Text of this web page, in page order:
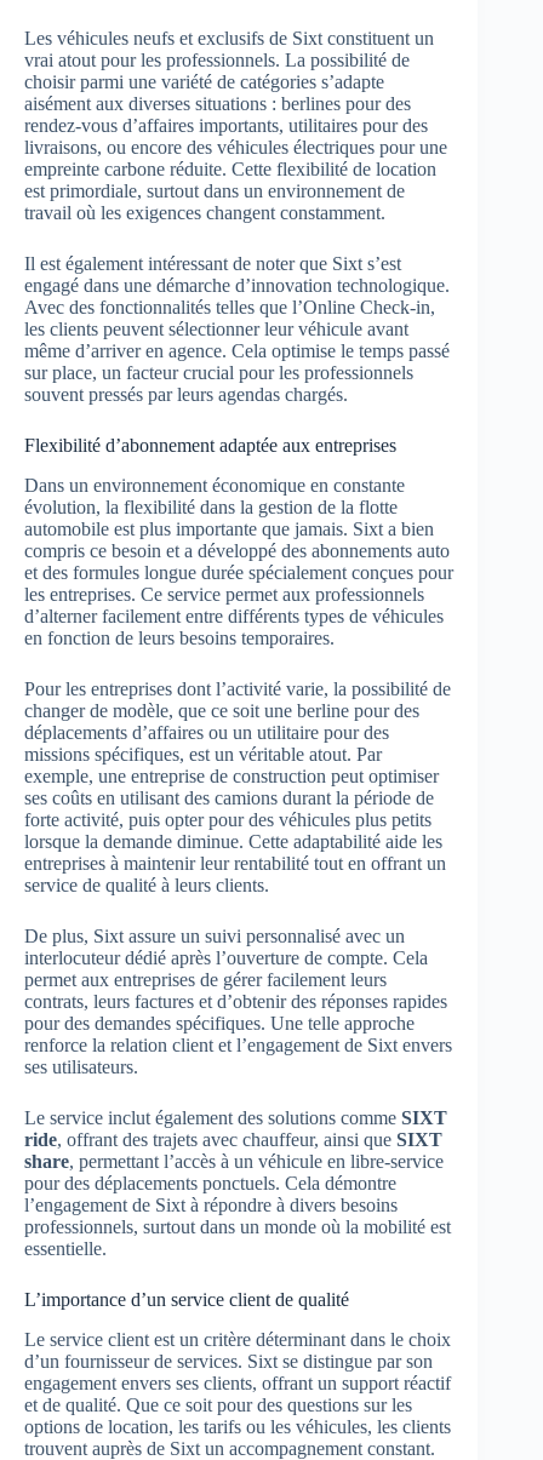
Les véhicules neufs et exclusifs de Sixt constituent un
vrai atout pour les professionnels. La possibilité de
choisir parmi une variété de catégories s’adapte
aisément aux diverses situations : berlines pour des
rendez-vous d’affaires importants, utilitaires pour des
livraisons, ou encore des véhicules électriques pour une
empreinte carbone réduite. Cette flexibilité de location
est primordiale, surtout dans un environnement de
travail où les exigences changent constamment.
Il est également intéressant de noter que Sixt s’est
engagé dans une démarche d’innovation technologique.
Avec des fonctionnalités telles que l’Online Check-in,
les clients peuvent sélectionner leur véhicule avant
même d’arriver en agence. Cela optimise le temps passé
sur place, un facteur crucial pour les professionnels
souvent pressés par leurs agendas chargés.
Flexibilité d’abonnement adaptée aux entreprises
Dans un environnement économique en constante
évolution, la flexibilité dans la gestion de la flotte
automobile est plus importante que jamais. Sixt a bien
compris ce besoin et a développé des abonnements auto
et des formules longue durée spécialement conçues pour
les entreprises. Ce service permet aux professionnels
d’alterner facilement entre différents types de véhicules
en fonction de leurs besoins temporaires.
Pour les entreprises dont l’activité varie, la possibilité de
changer de modèle, que ce soit une berline pour des
déplacements d’affaires ou un utilitaire pour des
missions spécifiques, est un véritable atout. Par
exemple, une entreprise de construction peut optimiser
ses coûts en utilisant des camions durant la période de
forte activité, puis opter pour des véhicules plus petits
lorsque la demande diminue. Cette adaptabilité aide les
entreprises à maintenir leur rentabilité tout en offrant un
service de qualité à leurs clients.
De plus, Sixt assure un suivi personnalisé avec un
interlocuteur dédié après l’ouverture de compte. Cela
permet aux entreprises de gérer facilement leurs
contrats, leurs factures et d’obtenir des réponses rapides
pour des demandes spécifiques. Une telle approche
renforce la relation client et l’engagement de Sixt envers
ses utilisateurs.
Le service inclut également des solutions comme SIXT
ride, offrant des trajets avec chauffeur, ainsi que SIXT
share, permettant l’accès à un véhicule en libre-service
pour des déplacements ponctuels. Cela démontre
l’engagement de Sixt à répondre à divers besoins
professionnels, surtout dans un monde où la mobilité est
essentielle.
L’importance d’un service client de qualité
Le service client est un critère déterminant dans le choix
d’un fournisseur de services. Sixt se distingue par son
engagement envers ses clients, offrant un support réactif
et de qualité. Que ce soit pour des questions sur les
options de location, les tarifs ou les véhicules, les clients
trouvent auprès de Sixt un accompagnement constant.